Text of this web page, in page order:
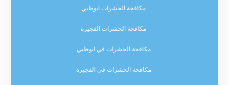
مكافحة الحشرات ابوظبي
مكافحة الحشرات الفجيرة
مكافحة الحشرات في ابوظبي
مكافحة الحشرات في الفجيرة